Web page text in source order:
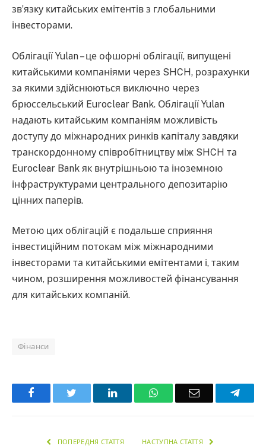
зв’язку китайських емітентів з глобальними
інвесторами.
Облігації Yulan – це офшорні облігації, випущені
китайськими компаніями через SHCH, розрахунки
за якими здійснюються виключно через
брюссельський Euroclear Bank. Облігації Yulan
надають китайським компаніям можливість
доступу до міжнародних ринків капіталу завдяки
транскордонному співробітництву між SHCH та
Euroclear Bank як внутрішньою та іноземною
інфраструктурами центрального депозитарію
цінних паперів.
Метою цих облігацій є подальше сприяння
інвестиційним потокам між міжнародними
інвесторами та китайськими емітентами і, таким
чином, розширення можливостей фінансування
для китайських компаній.
Фінанси
Facebook LinkedInWhatsAppEmail
ПОПЕРЕДНЯ СТАТТЯ НАСТУПНА СТАТТЯ